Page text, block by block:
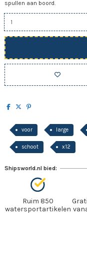
spullen aan boord.
voor large
schoot x12
Shipsworld.nl bied:
Ruim 850
watersportartikelen